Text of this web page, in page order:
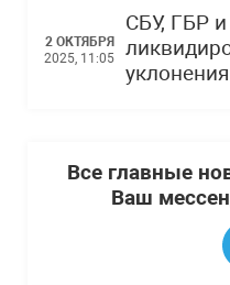
2 ОКТЯБРЯ
2025, 11:05
СБУ, ГБР
Все главные
Ваш